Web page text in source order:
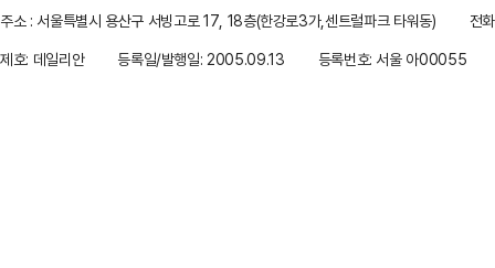
주소 : 서울특별시 용산구 서빙고로 17, 18층(한강로3가,센트럴파크 타워동)
전
제호: 데일리안
등록일/발행일: 2005.09.13 등록번호: 서울 아00055